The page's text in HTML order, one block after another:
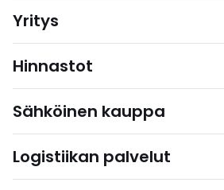
Yritys
Hinnastot
Sähköinen kauppa
Logistiikan palvelut